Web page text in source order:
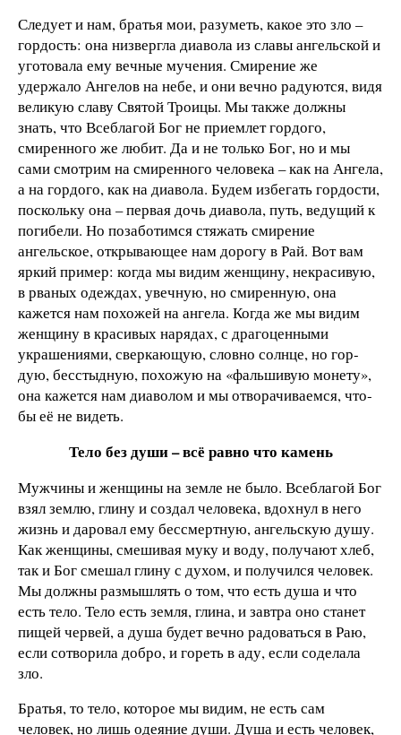
Следует и нам, братья мои, разуметь, какое это зло –
гордость: она низвергла диавола из славы ан­гельской и
уготовала ему вечные мучения. Смире­ние же
удержало Ангелов на небе, и они вечно радуются, видя
великую славу Святой Троицы. Мы также должны
знать, что Всеблагой Бог не приемлет гордо­го,
смиренного же любит. Да и не только Бог, но и мы
сами смотрим на смиренного человека – как на Анге­ла,
а на гордого, как на диавола. Будем избегать гор­дости,
поскольку она – первая дочь диавола, путь, ве­дущий к
погибели. Но позаботимся стяжать смире­ние
ангельское, открывающее нам дорогу в Рай. Вот вам
яркий пример: когда мы видим женщину, некра­сивую,
в рваных одеждах, увечную, но смиренную, она
кажется нам похожей на ангела. Когда же мы ви­дим
женщину в красивых нарядах, с драгоценными
украшениями, сверкающую, словно солнце, но гор­
дую, бесстыдную, похожую на «фальшивую монету»,
она кажется нам диаволом и мы отворачиваемся, что­
бы её не видеть.
Тело без души – всё равно что камень
Мужчины и женщины на земле не было. Всеблагой Бог
взял землю, глину и создал человека, вдох­нул в него
жизнь и даровал ему бессмертную, ангель­скую душу.
Как женщины, смешивая муку и воду, получают хлеб,
так и Бог смешал глину с духом, и получился человек.
Мы должны размышлять о том, что есть душа и что
есть тело. Тело есть земля, глина, и завтра оно станет
пищей червей, а душа будет веч­но радоваться в Раю,
если сотворила добро, и гореть в аду, если соделала
зло.
Братья, то тело, которое мы видим, не есть сам
человек, но лишь одеяние души. Душа и есть чело­век,